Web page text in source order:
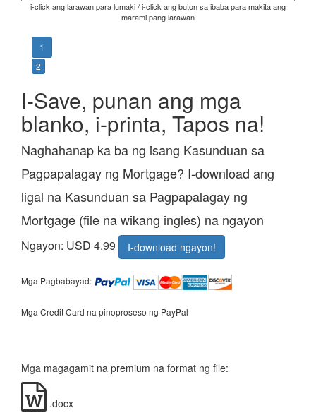
i-click ang larawan para lumaki / i-click ang buton sa ibaba para makita ang
marami pang larawan
1
2
I-Save, punan ang mga
blanko, i-printa, Tapos na!
Naghahanap ka ba ng isang Kasunduan sa
Pagpapalagay ng Mortgage? I-download ang
ligal na Kasunduan sa Pagpapalagay ng
Mortgage (file na wikang ingles) na ngayon
Ngayon: USD 4.99 I-download ngayon!
Mga Pagbabayad:
Mga Credit Card na pinoproseso ng PayPal
Mga magagamit na premium na format ng file:
.docx